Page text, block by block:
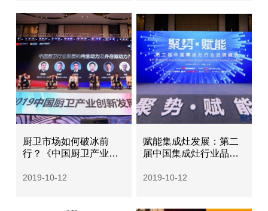
厨卫市场如何破冰前
行？《中国厨卫产业十
2019-10-12
赋能集成灶发展：第二
届中国集成灶行业品牌
2019-10-12